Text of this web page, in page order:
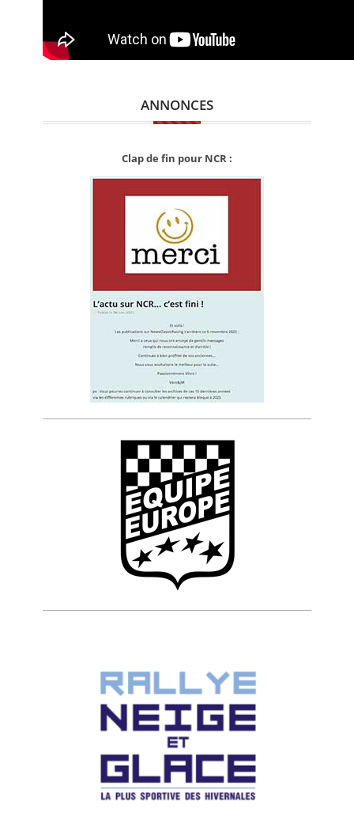
ANNONCES
Clap de fin pour NCR :